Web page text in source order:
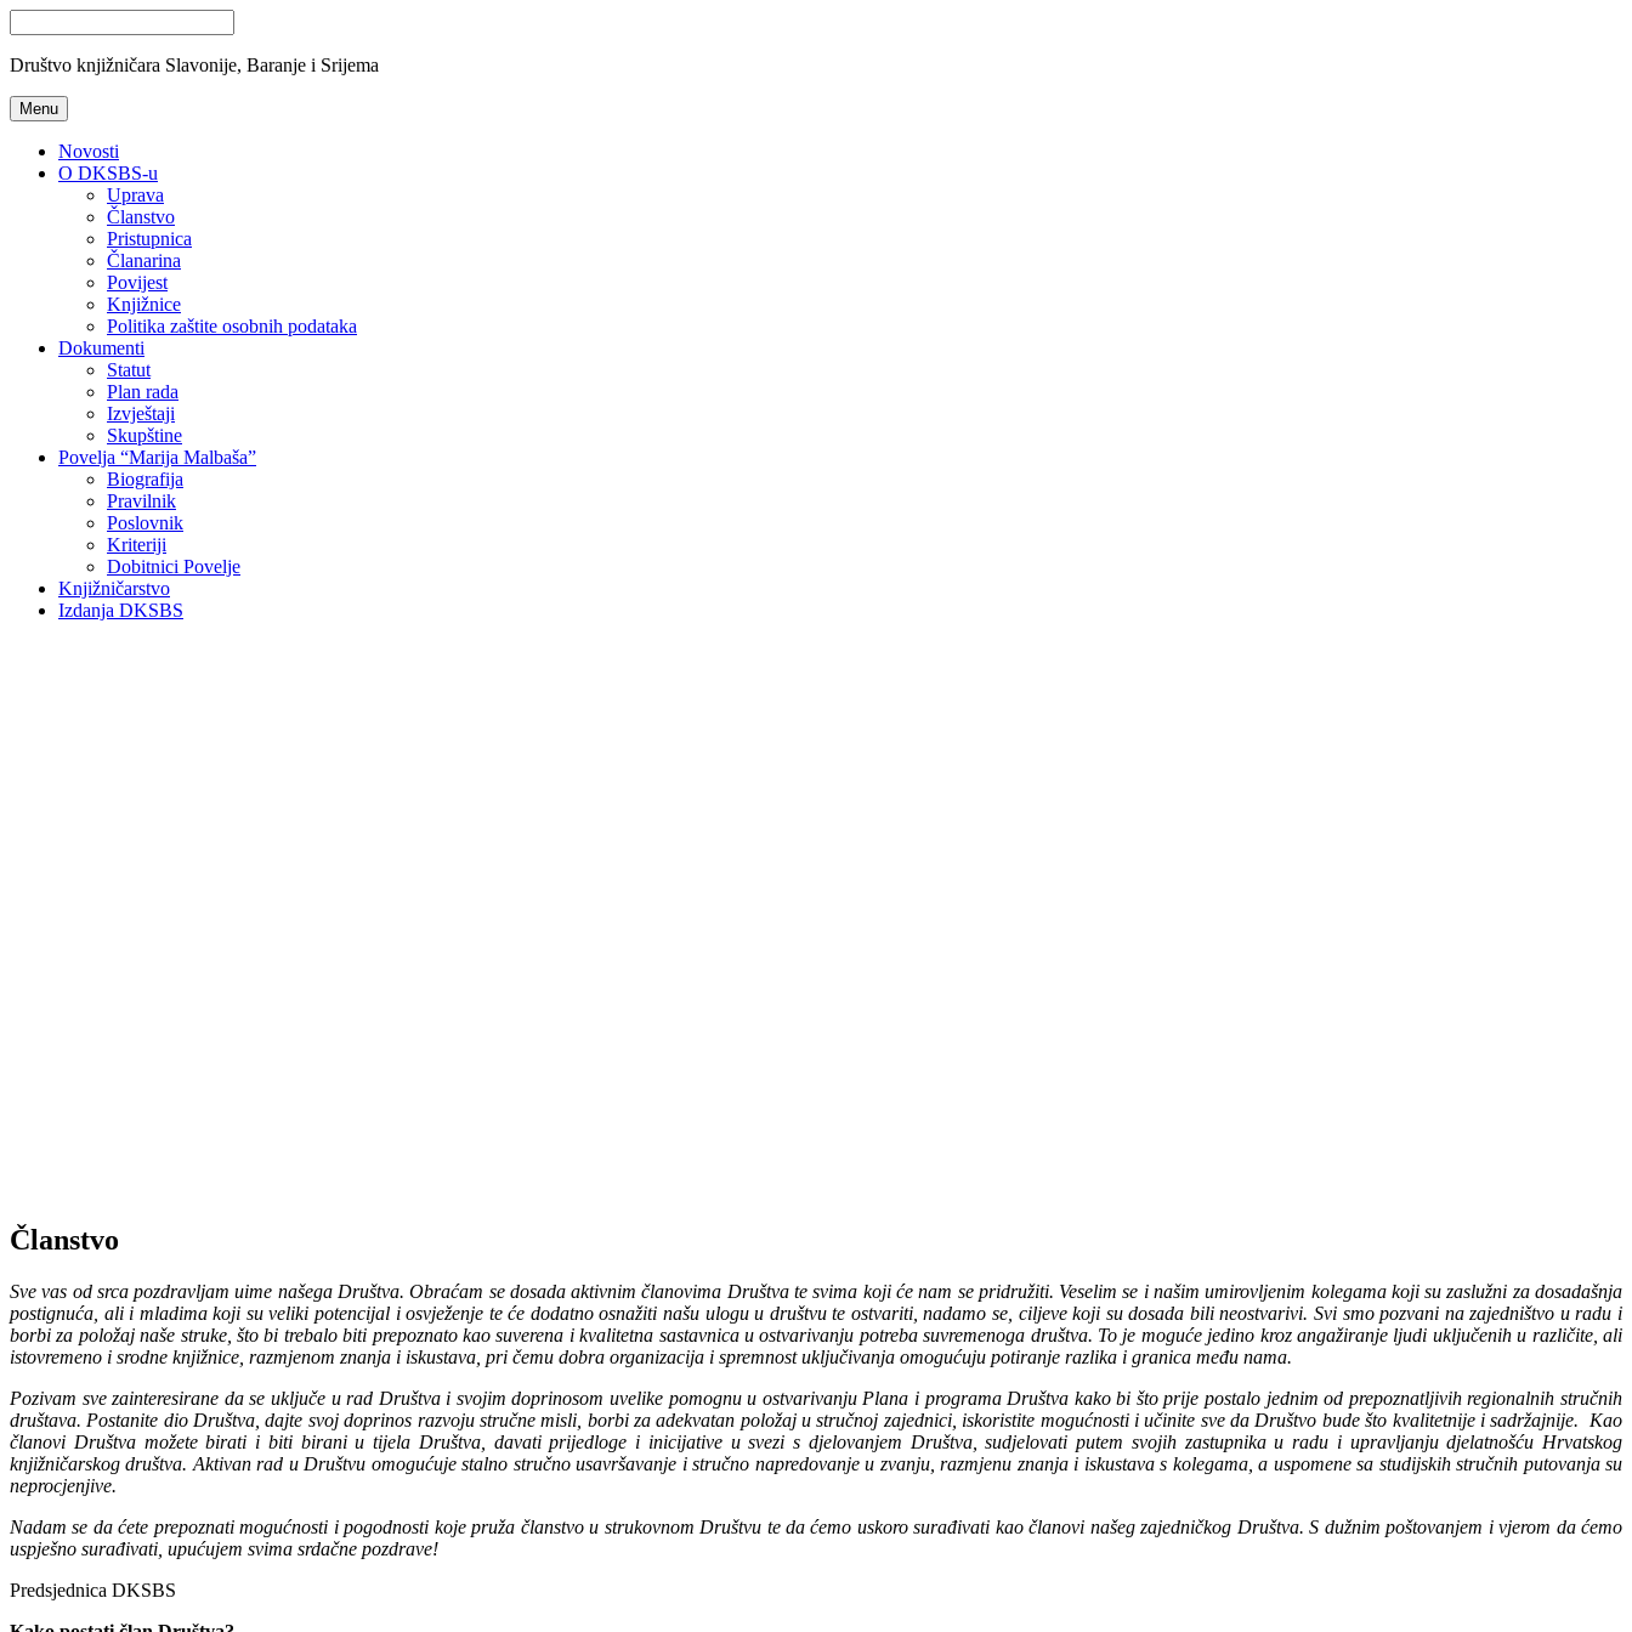
Društvo knjižničara Slavonije, Baranje i Srijema
Menu
Novosti
O DKSBS-u
Uprava
Članstvo
Pristupnica
Članarina
Povijest
Knjižnice
Politika zaštite osobnih podataka
Dokumenti
Statut
Plan rada
Izvještaji
Skupštine
Povelja “Marija Malbaša”
Biografija
Pravilnik
Poslovnik
Kriteriji
Dobitnici Povelje
Knjižničarstvo
Izdanja DKSBS
Članstvo
Sve vas od srca pozdravljam uime našega Društva. Obraćam se dosada aktivnim članovima Društva te svima koji će nam se pridružiti. Veselim se i našim umirovljenim kolegama koji su zaslužni za dosadašnja
postignuća, ali i mladima koji su veliki potencijal i osvježenje te će dodatno osnažiti našu ulogu u društvu te ostvariti, nadamo se, ciljeve koji su dosada bili neostvarivi. Svi smo pozvani na zajedništvo u radu i
borbi za položaj naše struke, što bi trebalo biti prepoznato kao suverena i kvalitetna sastavnica u ostvarivanju potreba suvremenoga društva. To je moguće jedino kroz angažiranje ljudi uključenih u različite, ali
istovremeno i srodne knjižnice, razmjenom znanja i iskustava, pri čemu dobra organizacija i spremnost uključivanja omogućuju potiranje razlika i granica među nama.
Pozivam sve zainteresirane da se uključe u rad Društva i svojim doprinosom uvelike pomognu u ostvarivanju Plana i programa Društva kako bi što prije postalo jednim od prepoznatljivih regionalnih stručnih
društava. Postanite dio Društva, dajte svoj doprinos razvoju stručne misli, borbi za adekvatan položaj u stručnoj zajednici, iskoristite mogućnosti i učinite sve da Društvo bude što kvalitetnije i sadržajnije. Kao
članovi Društva možete birati i biti birani u tijela Društva, davati prijedloge i inicijative u svezi s djelovanjem Društva, sudjelovati putem svojih zastupnika u radu i upravljanju djelatnošću Hrvatskog
knjižničarskog društva. Aktivan rad u Društvu omogućuje stalno stručno usavršavanje i stručno napredovanje u zvanju, razmjenu znanja i iskustava s kolegama, a uspomene sa studijskih stručnih putovanja su
neprocjenjive.
Nadam se da ćete prepoznati mogućnosti i pogodnosti koje pruža članstvo u strukovnom Društvu te da ćemo uskoro surađivati kao članovi našeg zajedničkog Društva. S dužnim poštovanjem i vjerom da ćemo
uspješno surađivati, upućujem svima srdačne pozdrave!
Predsjednica DKSBS